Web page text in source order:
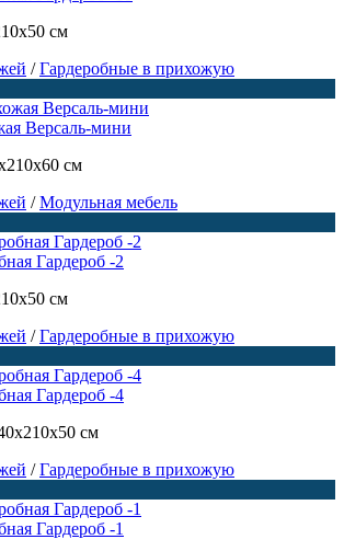
см
/Гардеробные в прихожую
Версаль-мини
см
/Модульная мебель
Гардероб -2
см
/Гардеробные в прихожую
Гардероб -4
см
/Гардеробные в прихожую
Гардероб -1